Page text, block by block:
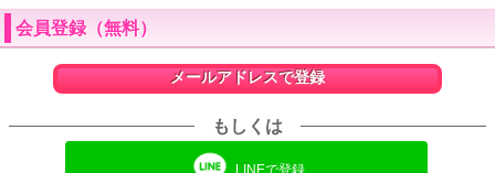
会員登録（無料）
メールアドレスで登録
もしくは